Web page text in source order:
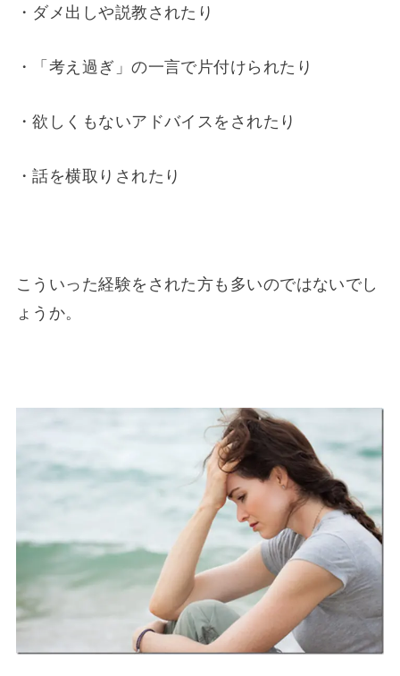
・ダメ出しや説教されたり
・「考え過ぎ」の一言で片付けられたり
・欲しくもないアドバイスをされたり
・話を横取りされたり
こういった経験をされた方も多いのではないでし
ょうか。